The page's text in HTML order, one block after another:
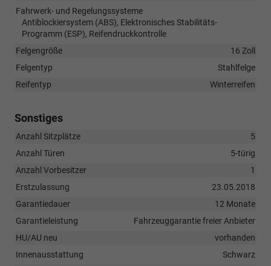
Fahrwerk- und Regelungssysteme
Antiblockiersystem (ABS), Elektronisches Stabilitäts-
Programm (ESP), Reifendruckkontrolle
Felgengröße
16 Zoll
Felgentyp
Stahlfelge
Reifentyp
Winterreifen
Sonstiges
Anzahl Sitzplätze
5
Anzahl Türen
5-türig
Anzahl Vorbesitzer
1
Erstzulassung
23.05.2018
Garantiedauer
12 Monate
Garantieleistung
Fahrzeuggarantie freier Anbieter
HU/AU neu
vorhanden
Innenausstattung
Schwarz